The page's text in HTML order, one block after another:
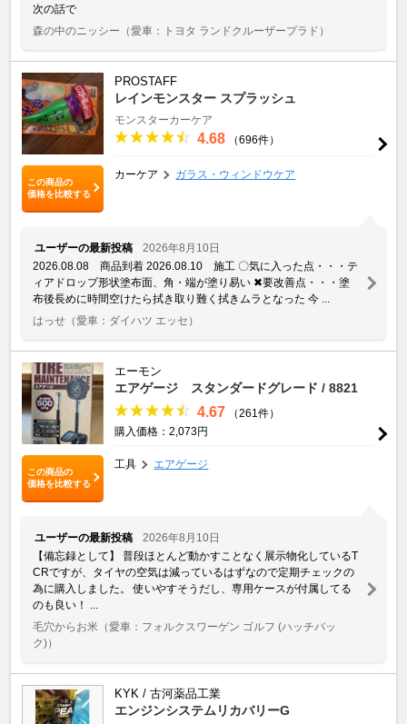
次の話で
森の中のニッシー （愛車：トヨタ ランドクルーザープラド）
この商品の
価格を比較する
PROSTAFF
レインモンスター スプラッシュ
モンスターカーケア
4.68 （696件）
カーケア ガラス・ウィンドウケア
ユーザーの最新投稿
2026年8月10日
2026.08.08 商品到着 2026.08.10 施工 〇気に入った点・・・テ
ィアドロップ形状塗布面、角・端が塗り易い ✖要改善点・・・塗
布後長めに時間空けたら拭き取り難く拭きムラとなった 今 ...
はっせ （愛車：ダイハツ エッセ）
この商品の
価格を比較する
エーモン
エアゲージ スタンダードグレード / 8821
4.67
（261件）
購入価格：2,073円
工具 エアゲージ
ユーザーの最新投稿
2026年8月10日
【備忘録として】 普段ほとんど動かすことなく展示物化しているT
CRですが、タイヤの空気は減っているはずなので定期チェックの
為に購入しました。 使いやすそうだし、専用ケースが付属してる
のも良い！ ...
毛穴からお米 （愛車：フォルクスワーゲン ゴルフ (ハッチバッ
ク)）
KYK / 古河薬品工業
エンジンシステムリカバリーG